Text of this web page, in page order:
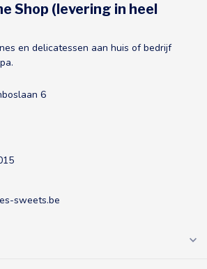
Shop (levering in heel
en delicatessen aan huis of bedrijf
6
sweets.be